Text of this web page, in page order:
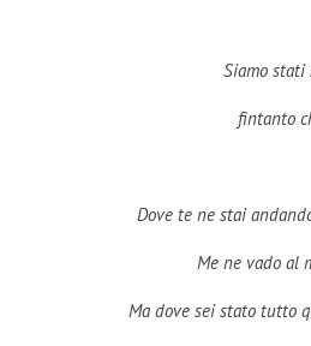
Siamo stati
fintanto
Dove te ne stai
Me ne vado al
Ma dove sei stato tutto